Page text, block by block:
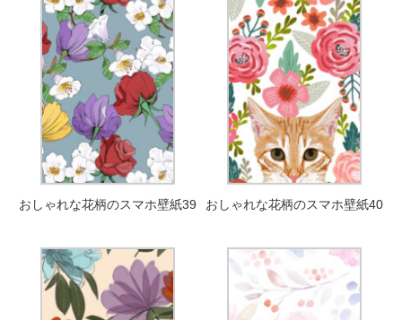
おしゃれな花柄のスマホ壁紙39 おしゃれな花柄のスマホ壁紙40